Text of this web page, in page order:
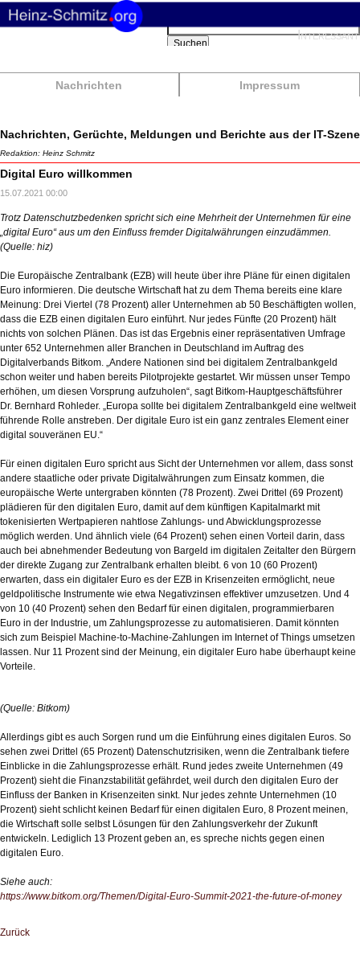
Nachrichten Impressum
Suchbegriffe
Suchen
Nachrichten, Gerüchte, Meldungen und Berichte aus der IT-Szene
Redaktion: Heinz Schmitz
Digital Euro willkommen
15.07.2021 00:00
Trotz Datenschutzbedenken spricht sich eine Mehrheit der Unternehmen für eine
„digital Euro“ aus um den Einfluss fremder Digitalwährungen einzudämmen.
(Quelle: hiz)
Die Europäische Zentralbank (EZB) will heute über ihre Pläne für einen digitalen
Euro informieren. Die deutsche Wirtschaft hat zu dem Thema bereits eine klare
Meinung: Drei Viertel (78 Prozent) aller Unternehmen ab 50 Beschäftigten wollen,
dass die EZB einen digitalen Euro einführt. Nur jedes Fünfte (20 Prozent) hält
nichts von solchen Plänen. Das ist das Ergebnis einer repräsentativen Umfrage
unter 652 Unternehmen aller Branchen in Deutschland im Auftrag des
Digitalverbands Bitkom. „Andere Nationen sind bei digitalem Zentralbankgeld
schon weiter und haben bereits Pilotprojekte gestartet. Wir müssen unser Tempo
erhöhen, um diesen Vorsprung aufzuholen“, sagt Bitkom-Hauptgeschäftsführer
Dr. Bernhard Rohleder. „Europa sollte bei digitalem Zentralbankgeld eine weltweit
führende Rolle anstreben. Der digitale Euro ist ein ganz zentrales Element einer
digital souveränen EU.“
Für einen digitalen Euro spricht aus Sicht der Unternehmen vor allem, dass sonst
andere staatliche oder private Digitalwährungen zum Einsatz kommen, die
europäische Werte untergraben könnten (78 Prozent). Zwei Drittel (69 Prozent)
plädieren für den digitalen Euro, damit auf dem künftigen Kapitalmarkt mit
tokenisierten Wertpapieren nahtlose Zahlungs- und Abwicklungsprozesse
möglich werden. Und ähnlich viele (64 Prozent) sehen einen Vorteil darin, dass
auch bei abnehmender Bedeutung von Bargeld im digitalen Zeitalter den Bürgern
der direkte Zugang zur Zentralbank erhalten bleibt. 6 von 10 (60 Prozent)
erwarten, dass ein digitaler Euro es der EZB in Krisenzeiten ermöglicht, neue
geldpolitische Instrumente wie etwa Negativzinsen effektiver umzusetzen. Und 4
von 10 (40 Prozent) sehen den Bedarf für einen digitalen, programmierbaren
Euro in der Industrie, um Zahlungsprozesse zu automatisieren. Damit könnten
sich zum Beispiel Machine-to-Machine-Zahlungen im Internet of Things umsetzen
lassen. Nur 11 Prozent sind der Meinung, ein digitaler Euro habe überhaupt keine
Vorteile.
(Quelle: Bitkom)
Allerdings gibt es auch Sorgen rund um die Einführung eines digitalen Euros. So
sehen zwei Drittel (65 Prozent) Datenschutzrisiken, wenn die Zentralbank tiefere
Einblicke in die Zahlungsprozesse erhält. Rund jedes zweite Unternehmen (49
Prozent) sieht die Finanzstabilität gefährdet, weil durch den digitalen Euro der
Einfluss der Banken in Krisenzeiten sinkt. Nur jedes zehnte Unternehmen (10
Prozent) sieht schlicht keinen Bedarf für einen digitalen Euro, 8 Prozent meinen,
die Wirtschaft solle selbst Lösungen für den Zahlungsverkehr der Zukunft
entwickeln. Lediglich 13 Prozent geben an, es spreche nichts gegen einen
digitalen Euro.
Siehe auch:
https://www.bitkom.org/Themen/Digital-Euro-Summit-2021-the-future-of-money
Zurück